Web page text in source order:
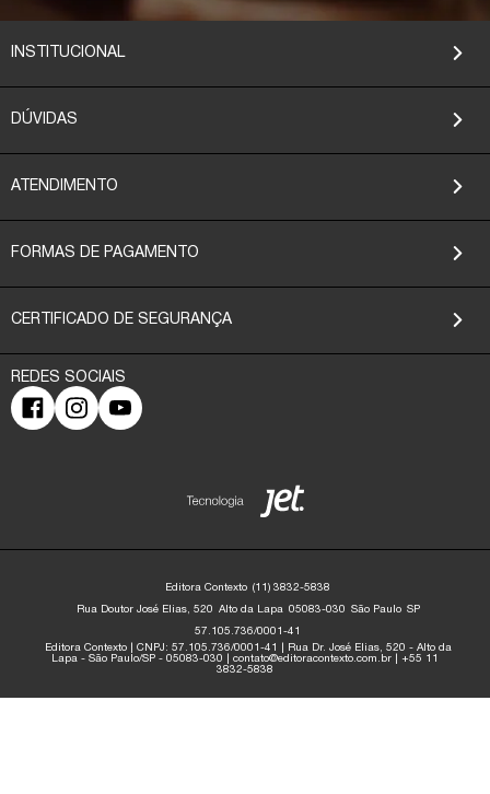
INSTITUCIONAL
DÚVIDAS
ATENDIMENTO
FORMAS DE PAGAMENTO
CERTIFICADO DE SEGURANÇA
Editora Contexto (11) 3832-5838
Rua Doutor José Elias, 520 Alto da Lapa 05083-030 São Paulo SP
57.105.736/0001-41
Editora Contexto | CNPJ: 57.105.736/0001-41 | Rua Dr. José Elias, 520 - Alto da
Lapa - São Paulo/SP - 05083-030 | contato@editoracontexto.com.br | +55 11
3832-5838